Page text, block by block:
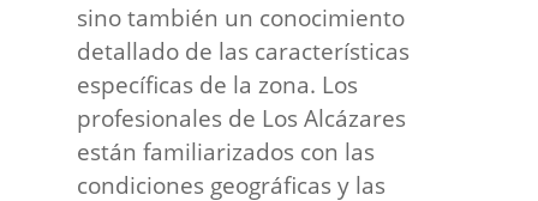
sino también un conocimiento
detallado de las características
específicas de la zona. Los
profesionales de Los Alcázares
están familiarizados con las
condiciones geográficas y las